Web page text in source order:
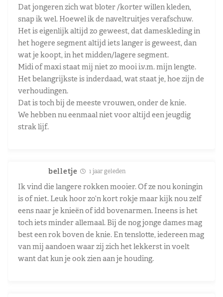
Dat jongeren zich wat bloter /korter willen kleden,
snap ik wel. Hoewel ik de naveltruitjes verafschuw.
Het is eigenlijk altijd zo geweest, dat dameskleding in
het hogere segment altijd iets langer is geweest, dan
wat je koopt, in het midden/lagere segment.
Midi of maxi staat mij niet zo mooi i.v.m. mijn lengte.
Het belangrijkste is inderdaad, wat staat je, hoe zijn de
verhoudingen.
Dat is toch bij de meeste vrouwen, onder de knie.
We hebben nu eenmaal niet voor altijd een jeugdig
strak lijf.
belletje 1 jaar geleden
Ik vind die langere rokken mooier. Of ze nou koningin
is of niet. Leuk hoor zo’n kort rokje maar kijk nou zelf
eens naar je knieën of idd bovenarmen. Ineens is het
toch iets minder allemaal. Bij de nog jonge dames mag
best een rok boven de knie. En tenslotte, iedereen mag
van mij aandoen waar zij zich het lekkerst in voelt
want dat kun je ook zien aan je houding.